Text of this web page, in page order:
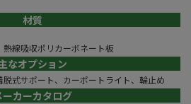
材質
線吸収ポリカーボネート板
なオプション
式サポート、カーポートライト、輪止め
ーカーカタログ